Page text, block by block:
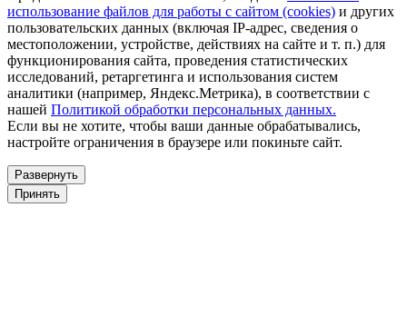
использование файлов для работы с сайтом (cookies) и других
пользовательских данных (включая IP-адрес, сведения о
местоположении, устройстве, действиях на сайте и т. п.) для
функционирования сайта, проведения статистических
исследований, ретаргетинга и использования систем
аналитики (например, Яндекс.Метрика), в соответствии с
нашей Политикой обработки персональных данных.
Если вы не хотите, чтобы ваши данные обрабатывались,
настройте ограничения в браузере или покиньте сайт.
Развернуть
Принять